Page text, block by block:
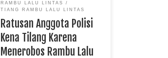
RAMBU LALU LINTAS
TIANG RAMBU LALU LINTAS
Ratusan Anggota Polisi
Kena Tilang Karena
Menerobos Rambu Lalu